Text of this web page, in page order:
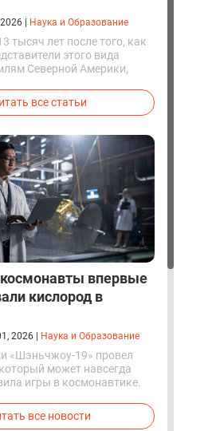
Наука и Образование
тысяч лет после того, как
этого вида
Северной Америки,
щенков с фенотипом
все статьи
впервые
кислород в
2026 Наука и Образование
«Шэньчжоу-19» провел
может навсегда
игры в космонавтике.
кислород и
топлива с
все новости